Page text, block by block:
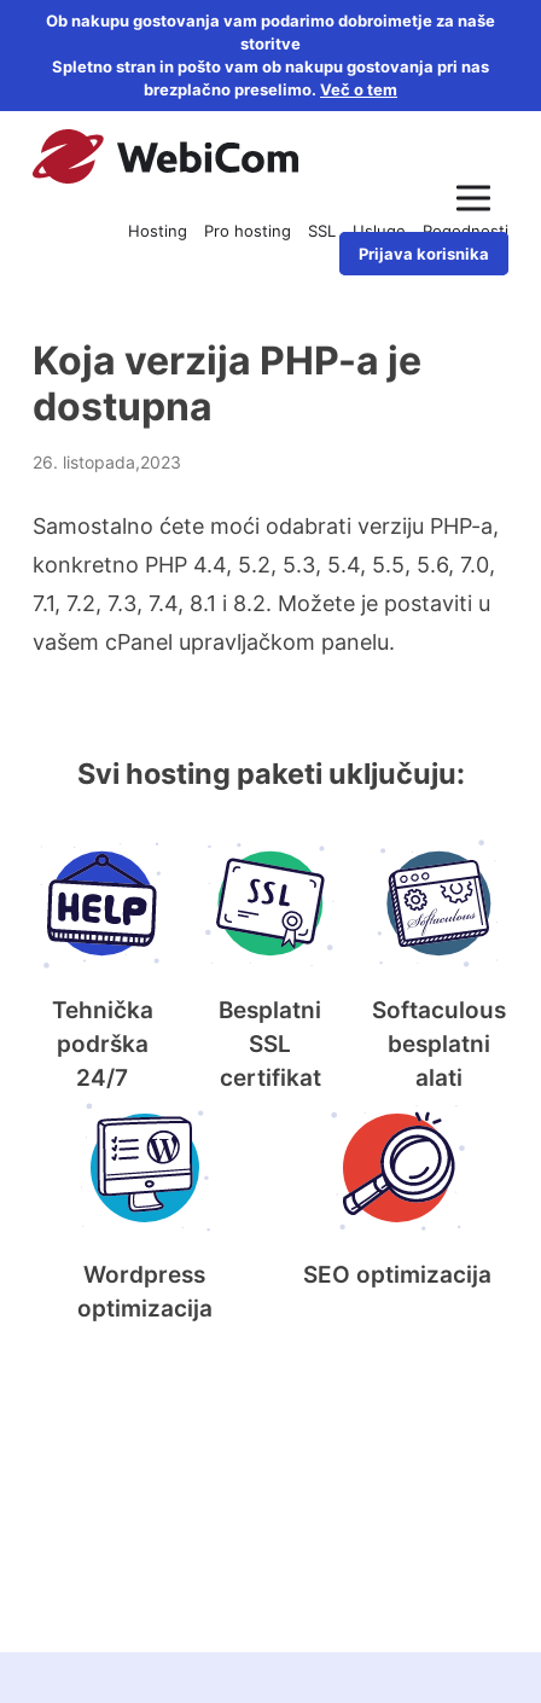
Ob nakupu gostovanja vam podarimo dobroimetje za naše
storitve
Spletno stran in pošto vam ob nakupu gostovanja pri nas
brezplačno preselimo. Več o tem
Hosting Pro hosting SSL Usluge
Pogodnosti
Prijava korisnika
Koja verzija PHP-a je
dostupna
26. listopada,2023
Samostalno ćete moći odabrati verziju PHP-a,
konkretno PHP 4.4, 5.2, 5.3, 5.4, 5.5, 5.6, 7.0,
7.1, 7.2, 7.3, 7.4, 8.1 i 8.2. Možete je postaviti u
vašem cPanel upravljačkom panelu.
Svi hosting paketi uključuju:
Tehnička
podrška
24/7
Besplatni
SSL
certifikat
Softaculous
besplatni
alati
Wordpress
optimizacija
SEO optimizacija